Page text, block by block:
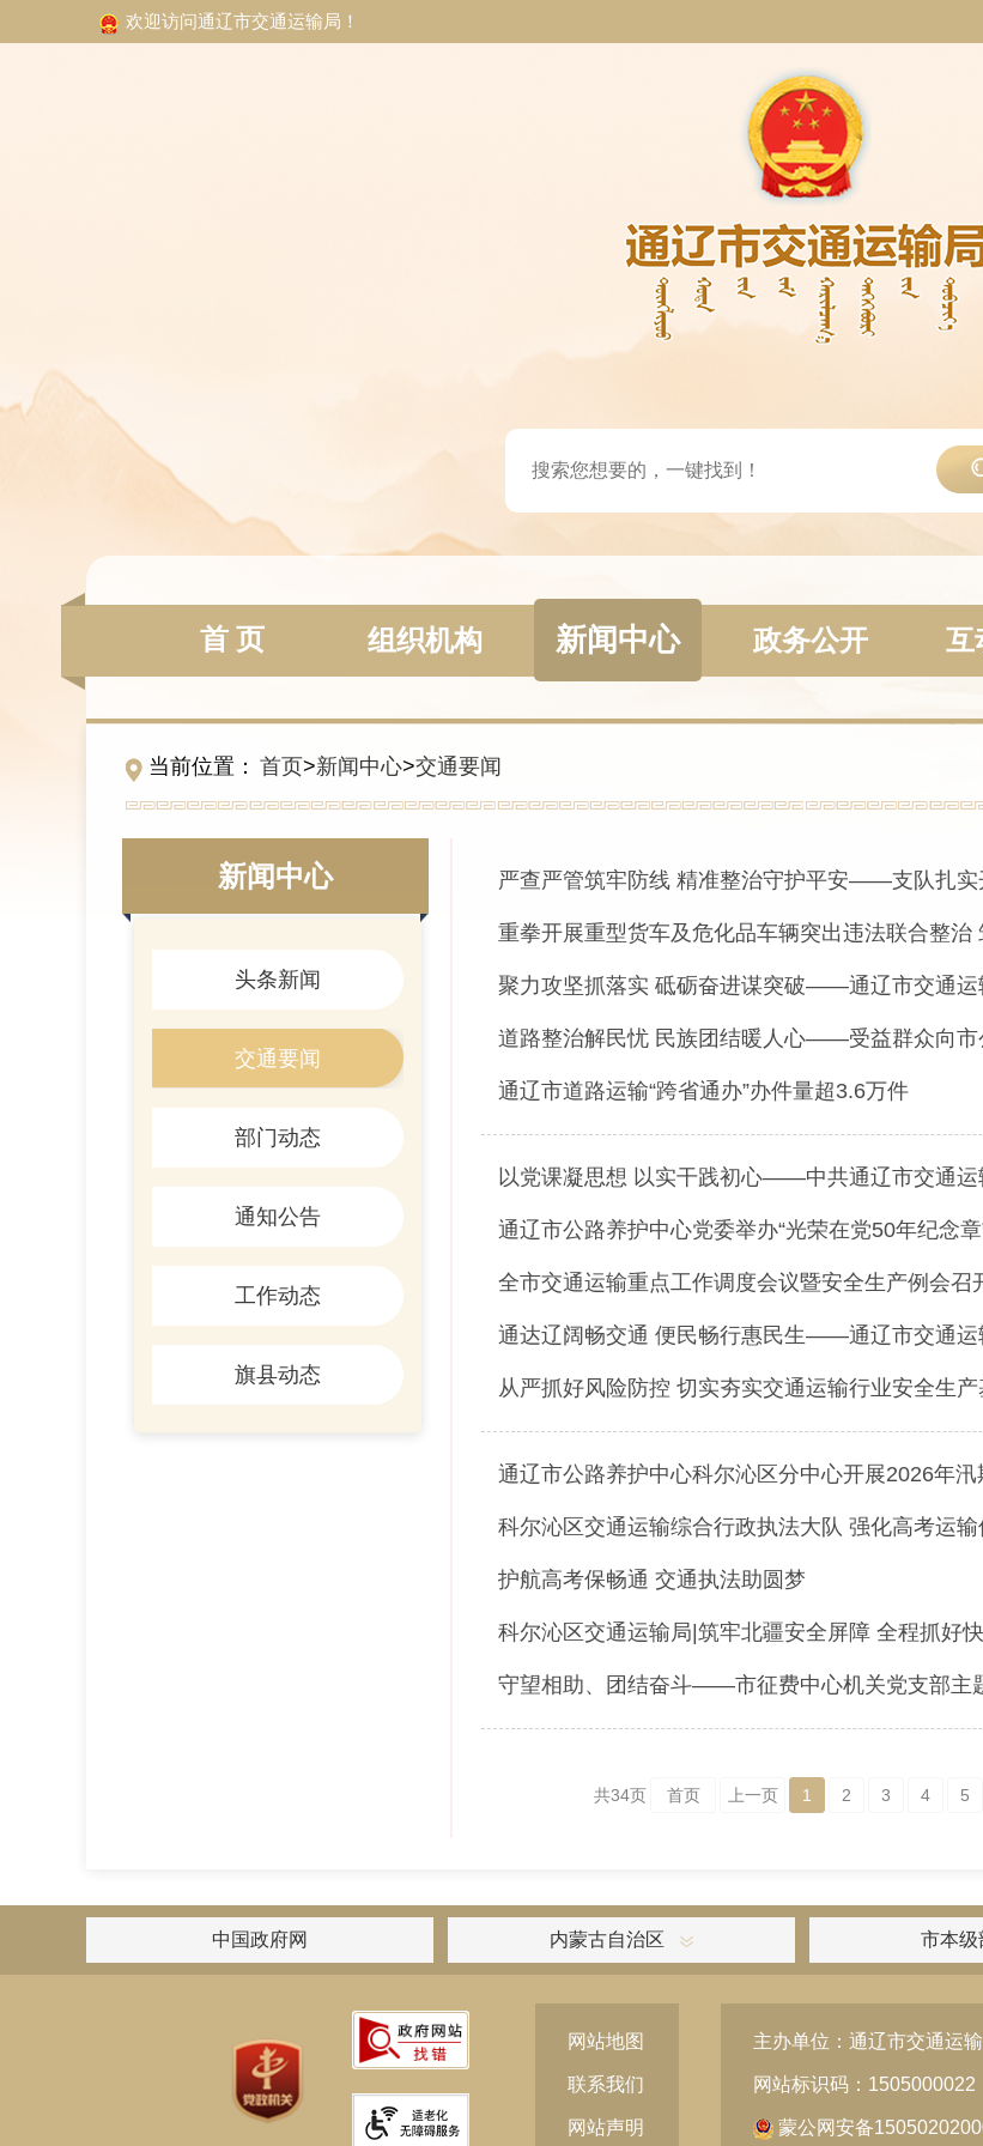
欢迎访问通辽市交通运输局！
首 页 组织机构 新闻中心 政务公开 互
当前位置： 首页>新闻中心>交通要闻
新闻中心
头条新闻
交通要闻
部门动态
通知公告
工作动态
旗县动态
严查严管筑牢防线 精准整治守护平安——支队扎实
重拳开展重型货车及危化品车辆突出违法联合整治
聚力攻坚抓落实 砥砺奋进谋突破——通辽市交通运
道路整治解民忧 民族团结暖人心——受益群众向市
通辽市道路运输“跨省通办”办件量超3.6万件
以党课凝思想 以实干践初心——中共通辽市交通
通辽市公路养护中心党委举办“光荣在党50年纪念
全市交通运输重点工作调度会议暨安全生产例会召
通达辽阔畅交通 便民畅行惠民生——通辽市交通运
从严抓好风险防控 切实夯实交通运输行业安全生产
通辽市公路养护中心科尔沁区分中心开展2026年
科尔沁区交通运输综合行政执法大队 强化高考运
护航高考保畅通 交通执法助圆梦
科尔沁区交通运输局|筑牢北疆安全屏障 全程抓好
守望相助、团结奋斗——市征费中心机关党支部主
共34页 首页 上一页 1 2 3 4 5
中国政府网 内蒙古自治区 市本级
网站地图
联系我们
网站声明
主办单位：通辽市交通运
网站标识码：1505000022
蒙公网安备